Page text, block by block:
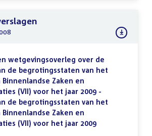
wetgevingsoverleg over de
de begrotingsstaten van het
Zaken en
(VII) voor het jaar 2009 -
de begrotingsstaten van het
Zaken en
(VII) voor het jaar 2009